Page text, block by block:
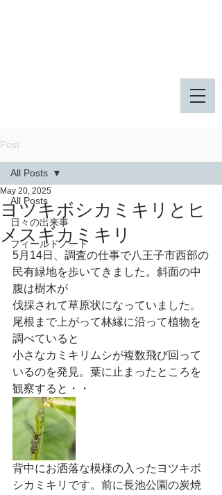
Post
All Posts
日々の出来事
フィールドノート
All Posts
ヨツキボシカミキリとヒ
メスギカミキリ
May 20, 2025
5月14日、調査の仕事で八王子市西部の
民有緑地を歩いてきました。斜面の中
腹は樹木が
伐採されて草原状になっていました。
尾根まで上がって林縁に沿って植物を
調べていると
小さなカミキリムシが複数飛び回って
いるのを発見。葉に止まったところを
観察すると・・
背中にお洒落な模様の入ったヨツキボ
シカミキリです。前に長池公園の炭焼